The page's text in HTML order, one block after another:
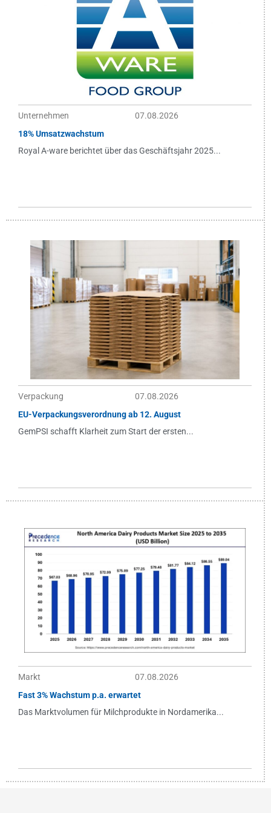
Unternehmen
07.08.2026
18% Umsatzwachstum
Royal A-ware berichtet über das Geschäftsjahr 2025...
Verpackung
07.08.2026
EU-Verpackungsverordnung ab 12. August
GemPSI schafft Klarheit zum Start der ersten...
Markt
07.08.2026
Fast 3% Wachstum p.a. erwartet
Das Marktvolumen für Milchprodukte in Nordamerika...